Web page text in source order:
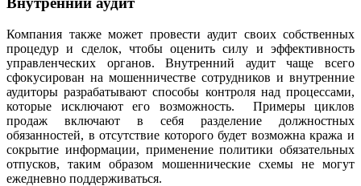
Компания также может провести аудит своих собственных
процедур и сделок, чтобы оценить силу и эффективность
управленческих органов. Внутренний аудит чаще всего
сфокусирован на мошенничестве сотрудников и внутренние
аудиторы разрабатывают способы контроля над процессами,
которые исключают его возможность. Примеры циклов
продаж включают в себя разделение должностных
обязанностей, в отсутствие которого будет возможна кража и
сокрытие информации, применение политики обязательных
отпусков, таким образом мошеннические схемы не могут
ежедневно поддерживаться.